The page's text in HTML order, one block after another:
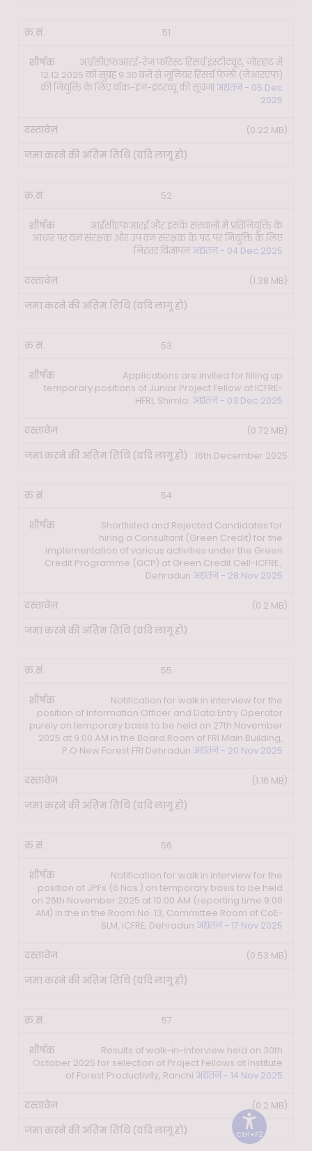
51
आईसीएफआरई-रेन फॉरेस्ट रिसर्च इंस्टीट्यूट, जोरहाट में
12.12.2025 को सुबह 9.30 बजे से जूनियर रिसर्च फेलो (जेआरएफ)
की नियुक्ति के लिए वॉक-इन-इंटरव्यू की सूचनाअद्यतन - 05 Dec
2025
(0.22 MB)
52
आईसीएफआरई और इसके संस्थानों में प्रतिनियुक्ति के
आधार पर वन संरक्षक और उप वन संरक्षक के पद पर नियुक्ति के लिए
निरंतर विज्ञापनअद्यतन - 04 Dec 2025
(1.38 MB)
53
Applications are invited for filling up
temporary positions of Junior Project Fellow at ICFRE-
HFRI, Shimla. अद्यतन - 03 Dec 2025
(0.72 MB)
16th December 2025
54
Shortlisted and Rejected Candidates for
hiring a Consultant (Green Credit) for the
implementation of various activities under the Green
Credit Programme (GCP) at Green Credit Cell-ICFRE ,
Dehradun अद्यतन - 28 Nov 2025
(0.2 MB)
55
Notification for walk in interview for the
position of Information Officer and Data Entry Operator
purely on temporary basis to be held on 27th November
2025 at 9:00 AM in the Board Room of FRI Main Building,
P.O New Forest FRI Dehradun अद्यतन - 20 Nov 2025
(1.16 MB)
56
Notification for walk in interview for the
position of JPFs (6 Nos.) on temporary basis to be held
on 26th November 2025 at 10:00 AM (reporting time 9:00
AM) in the in the Room No. 13, Committee Room of CoE-
SLM, ICFRE, Dehradun अद्यतन - 17 Nov 2025
(0.53 MB)
57
Results of walk-in-Interview held on 30th
October 2025 for selection of Project Fellows at Institute
of Forest Productivity, Ranchi अद्यतन - 14 Nov 2025
(0.2 MB)
Ctrl+F2